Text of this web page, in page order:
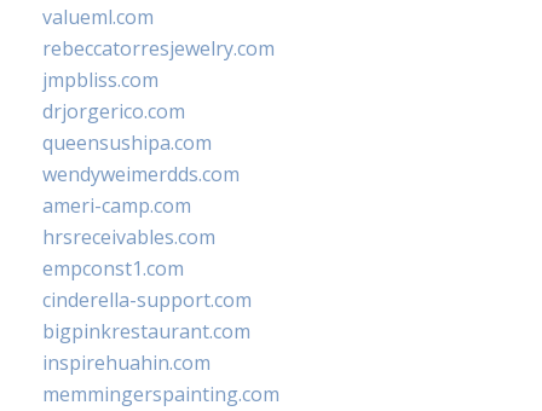
valueml.com
rebeccatorresjewelry.com
jmpbliss.com
drjorgerico.com
queensushipa.com
wendyweimerdds.com
ameri-camp.com
hrsreceivables.com
empconst1.com
cinderella-support.com
bigpinkrestaurant.com
inspirehuahin.com
memmingerspainting.com